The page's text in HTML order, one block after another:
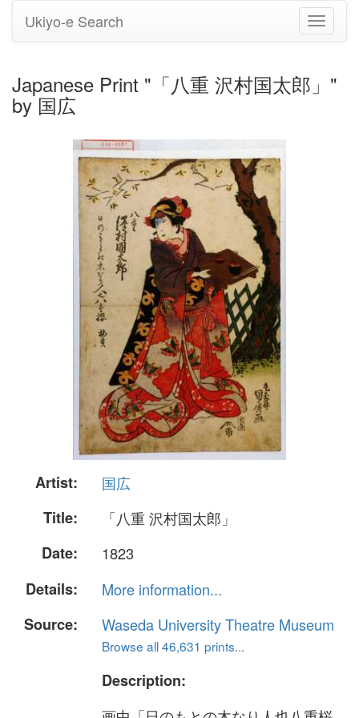
Toggle
Ukiyo-e Search
Japanese Print "「八重 沢村国太郎」"
by 国広
Artist:
国広
Title:
「八重 沢村国太郎」
Date:
1823
Details:
More information...
Source:
Waseda University Theatre Museum
Browse all 46,631 prints...
Description: